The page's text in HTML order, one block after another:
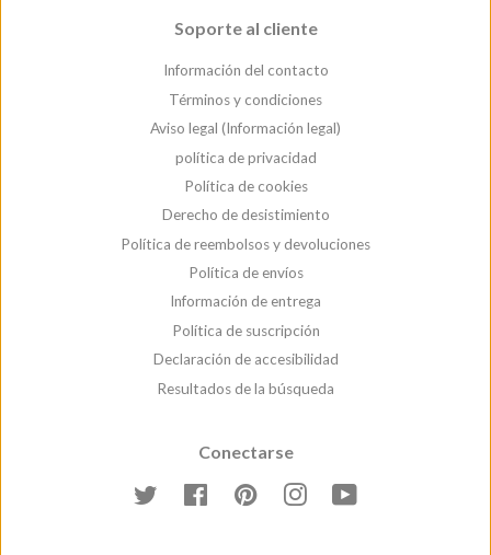
Soporte al cliente
Información del contacto
Términos y condiciones
Aviso legal (Información legal)
política de privacidad
Política de cookies
Derecho de desistimiento
Política de reembolsos y devoluciones
Política de envíos
Información de entrega
Política de suscripción
Declaración de accesibilidad
Resultados de la búsqueda
Conectarse
Gorjeo FacebookPinterest Instagram